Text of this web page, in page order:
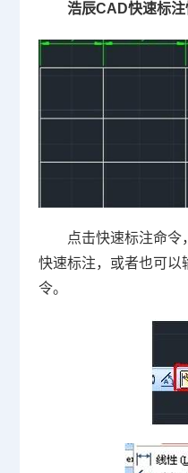
浩辰CAD快速标
点击快速标注命令
快速标注，或者也可以
令。